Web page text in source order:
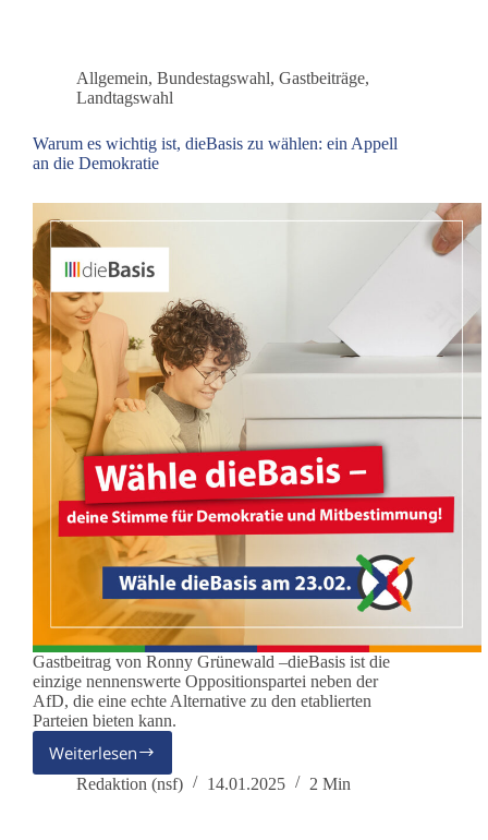
dieBasis
Allgemein, Bundestagswahl, Gastbeiträge,
Landtagswahl
Warum es wichtig ist, dieBasis zu wählen: ein Appell
an die Demokratie
Gastbeitrag von Ronny Grünewald –dieBasis ist die
einzige nennenswerte Oppositionspartei neben der
AfD, die eine echte Alternative zu den etablierten
Parteien bieten kann.
Weiterlesen
Warum
es
Redaktion (nsf) 14.01.2025 2 Min